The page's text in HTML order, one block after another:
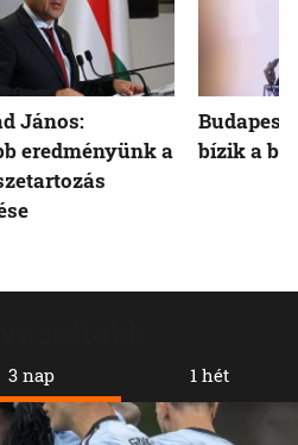
3 nap 1 hét
János:
eredményünk a
Budapest
bízik a